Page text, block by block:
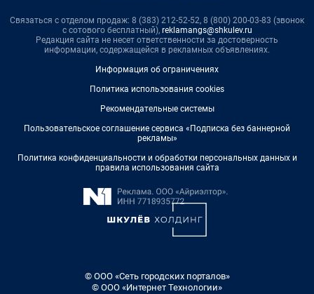
Связаться с отделом продаж: 8 (383) 212-52-52, 8 (800) 200-03-83 (звонок
с сотового бесплатный), reklamangs@shkulev.ru
Редакция сайта не несет ответственности за достоверность
информации, содержащейся в рекламных объявлениях.
Информация об ограничениях
Политика использования cookies
Рекомендательные системы
Пользовательское соглашение сервиса «Подписка без баннерной
рекламы»
Политика конфиденциальности и обработки персональных данных и
правила использования сайта
© ООО «Сеть городских порталов»
© ООО «Интернет Технологии»